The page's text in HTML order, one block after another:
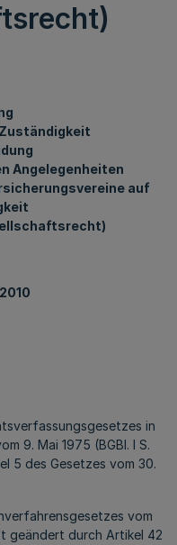
Angelegenheiten
auf
in
9. Mai 1975 (BGBl. I S.
5 des Gesetzes vom 30.
vom
geändert durch Artikel 42